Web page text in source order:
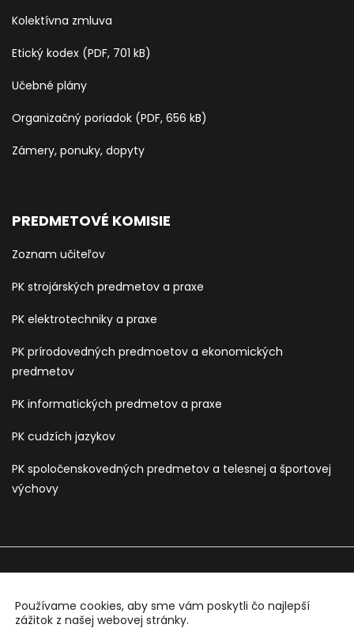
Kolektívna zmluva
Etický kodex (PDF, 701 kB)
Učebné plány
Organizačný poriadok (PDF, 656 kB)
Zámery, ponuky, dopyty
PREDMETOVÉ KOMISIE
Zoznam učiteľov
PK strojárských predmetov a praxe
PK elektrotechniky a praxe
PK prírodovedných predmoetov a ekonomických
predmetov
PK informatických predmetov a praxe
PK cudzích jazykov
PK spoločenskovedných predmetov a telesnej a športovej
výchovy
Sledujte nás na:
Používame cookies, aby sme vám poskytli čo najlepší
zážitok z našej webovej stránky.